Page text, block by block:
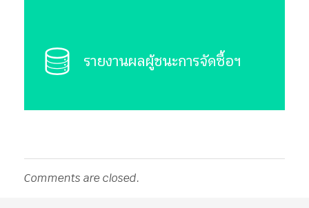
รายงานผลผู้ชนะการจัดซื้อฯ
Comments are closed.